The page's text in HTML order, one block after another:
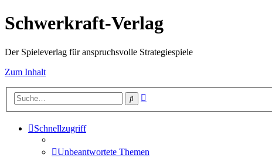
Schwerkraft-Verlag
Der Spieleverlag für anspruchsvolle Strategiespiele
Zum Inhalt
Suche
Schnellzugriff
Unbeantwortete Themen